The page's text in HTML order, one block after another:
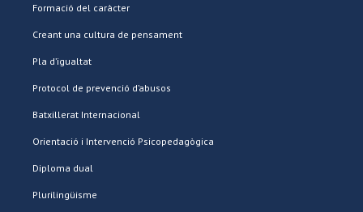
Formació del caràcter
Creant una cultura de pensament
Pla d’igualtat
Protocol de prevenció d’abusos
Batxillerat Internacional
Orientació i Intervenció Psicopedagògica
Diploma dual
Plurilingüisme